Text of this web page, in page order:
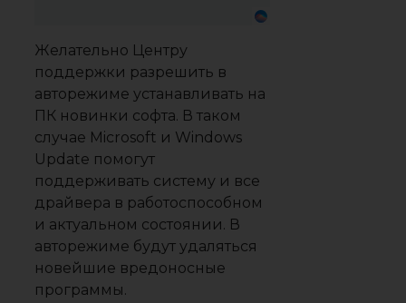
Желательно Центру
поддержки разрешить в
авторежиме устанавливать на
ПК новинки софта. В таком
случае Microsoft и Windows
Update помогут
поддерживать систему и все
драйвера в работоспособном
и актуальном состоянии. В
авторежиме будут удаляться
новейшие вредоносные
программы.